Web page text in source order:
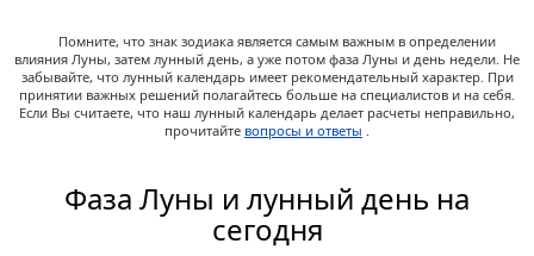
Помните, что знак зодиака является самым важным в определении
влияния Луны, затем лунный день, а уже потом фаза Луны и день недели. Не
забывайте, что лунный календарь имеет рекомендательный характер. При
принятии важных решений полагайтесь больше на специалистов и на себя.
Если Вы считаете, что наш лунный календарь делает расчеты неправильно,
прочитайте вопросы и ответы .
Фаза Луны и лунный день на
сегодня